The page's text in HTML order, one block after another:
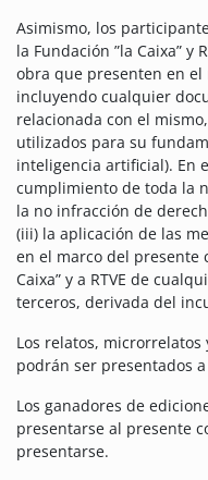
Asimismo, los
la Fundación ”la Caixa” y
obra que presenten en
incluyendo cualquier
relacionada con el
utilizados para su
inteligencia artificial). En
cumplimiento de toda la
la no infracción de
(iii) la aplicación de las
en el marco del presente
Caixa” y a RTVE de
terceros, derivada del
Los relatos,
podrán ser presentados
Los ganadores de
presentarse al presente
presentarse.